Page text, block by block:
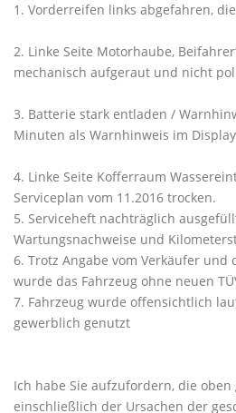
1. Vorderreifen links abgefahren,
2. Linke Seite Motorhaube,
mechanisch aufgeraut und nicht
3. Batterie stark entladen /
Minuten als Warnhinweis im
4. Linke Seite Kofferraum
Serviceplan vom 11.2016 trocken.
5. Serviceheft nachträglich
Wartungsnachweise und
6. Trotz Angabe vom Verkäufer und
wurde das Fahrzeug ohne neuen
7. Fahrzeug wurde offensichtlich
gewerblich genutzt
Ich habe Sie aufzufordern, die
einschließlich der Ursachen der